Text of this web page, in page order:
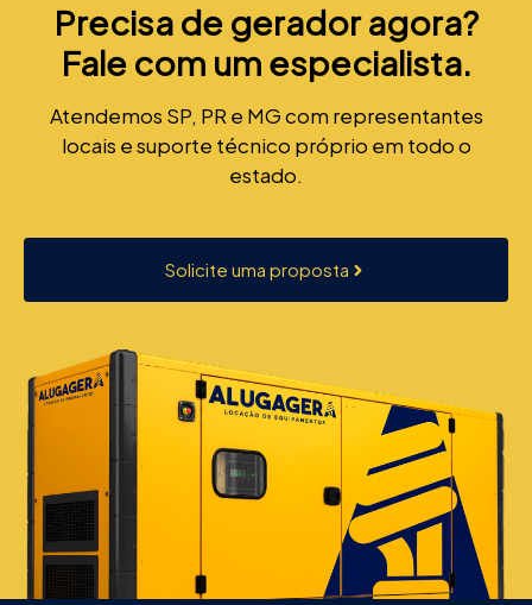
Precisa de gerador agora?
Fale com um especialista.
Atendemos SP, PR e MG com representantes
locais e suporte técnico próprio em todo o
estado.
Solicite uma proposta